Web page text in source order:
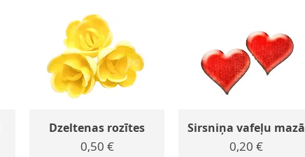
Dzeltenas rozītes
Cena
0,50 €
Sirsniņa vafeļu mazā
Cena
0,20 €